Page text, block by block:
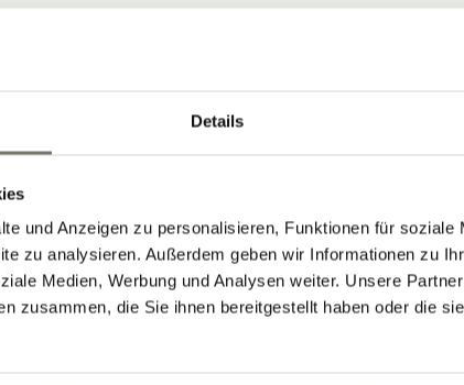
Details
und Anzeigen zu personalisieren, Funktionen für soziale
zu analysieren. Außerdem geben wir Informationen zu
Medien, Werbung und Analysen weiter. Unsere
zusammen, die Sie ihnen bereitgestellt haben oder die
Sie eine Pause ein, genießen Sie
später nochmal. Tennis funktioniert hier
als angenehme Ergänzung zu